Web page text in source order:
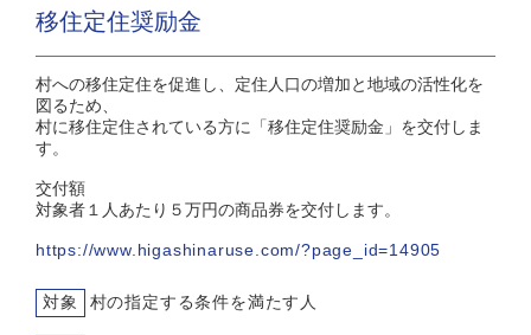
移住定住奨励金
村への移住定住を促進し、定住人口の増加と地域の活性化を
図るため、
村に移住定住されている方に「移住定住奨励金」を交付しま
す。
交付額
対象者１人あたり５万円の商品券を交付します。
https://www.higashinaruse.com/?page_id=14905
対象 村の指定する条件を満たす人